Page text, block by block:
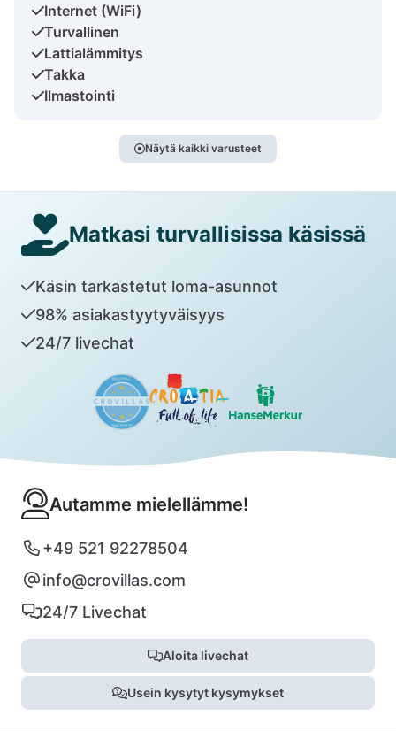
Internet (WiFi)
Turvallinen
Lattialämmitys
Takka
Ilmastointi
Näytä kaikki varusteet
Matkasi turvallisissa käsissä
Käsin tarkastetut loma-asunnot
98% asiakastyytyväisyys
24/7 livechat
Autamme mielellämme!
+49 521 92278504
info@crovillas.com
24/7 Livechat
Aloita livechat
Usein kysytyt kysymykset